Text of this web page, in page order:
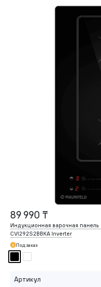
89 990 ₸
Индукционная варочная панель
CVI292S2BBKA Inverter
Под заказ
Артикул